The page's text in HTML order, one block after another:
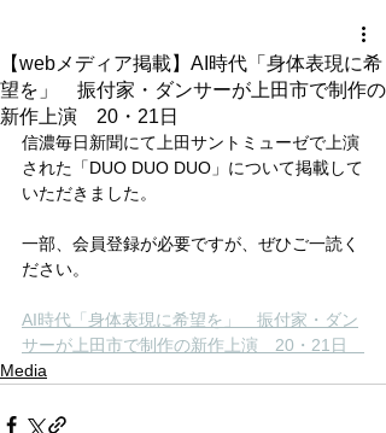
【webメディア掲載】AI時代「身体表現に希
望を」 振付家・ダンサーが上田市で制作の
新作上演 20・21日
信濃毎日新聞にて上田サントミューゼで上演
された「DUO DUO DUO」について掲載して
いただきました。
一部、会員登録が必要ですが、ぜひご一読く
ださい。
AI時代「身体表現に希望を」　振付家・ダン
サーが上田市で制作の新作上演　20・21日
Media